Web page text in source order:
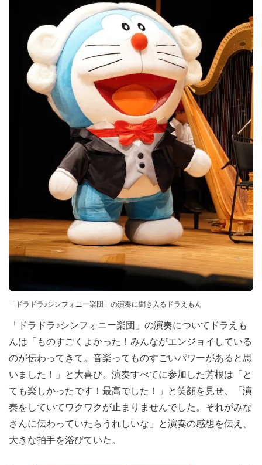
「ドラドラ♪シンフォニー楽団」の演奏に聞き入るドラえもん
「ドラドラ♪シンフォニー楽団」の演奏についてドラえも
んは「ものすごくよかった！みんながエンジョイしている
のが伝わってきて。音楽ってものすごいパワーがあると思
いました！」と大喜び。演奏すべてに参加した芳根は「と
ても楽しかったです！最高でした！」と笑顔を見せ、「演
奏をしていてワクワクが止まりませんでした。それがみな
さんに伝わっていたらうれしいな」と演奏の感想を伝え、
大きな拍手を浴びていた。